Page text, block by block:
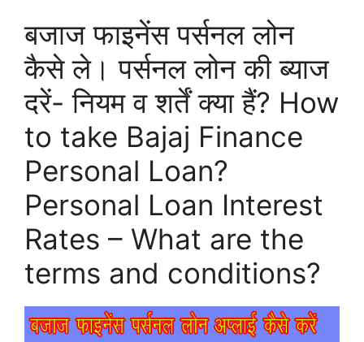
बजाज फाइनेंस पर्सनल लोन
कैसे ले। पर्सनल लोन की ब्याज
दरें- नियम व शर्तें क्या हैं? How
to take Bajaj Finance
Personal Loan?
Personal Loan Interest
Rates – What are the
terms and conditions?